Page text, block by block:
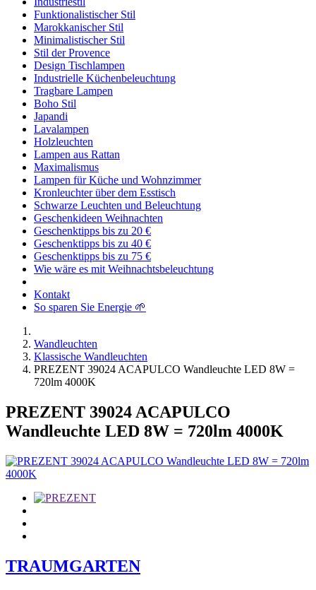
Funktionalistischer Stil
Marokkanischer Stil
Minimalistischer Stil
Stil der Provence
Design Tischlampen
Industrielle Küchenbeleuchtung
Tragbare Lampen
Boho Stil
Japandi
Lavalampen
Holzleuchten
Lampen aus Rattan
Maximalismus
Lampen für Küche und Wohnzimmer
Kronleuchter über dem Esstisch
Schwarze Leuchten und Beleuchtung
Geschenkideen Weihnachten
Geschenktipps bis zu 20 €
Geschenktipps bis zu 40 €
Geschenktipps bis zu 75 €
Wie wäre es mit Weihnachtsbeleuchtung
Kontakt
So sparen Sie Energie 🌱
Wandleuchten
Klassische Wandleuchten
PREZENT 39024 ACAPULCO Wandleuchte LED 8W =
720lm 4000K
PREZENT 39024 ACAPULCO
Wandleuchte LED 8W = 720lm 4000K
TRAUMGARTEN